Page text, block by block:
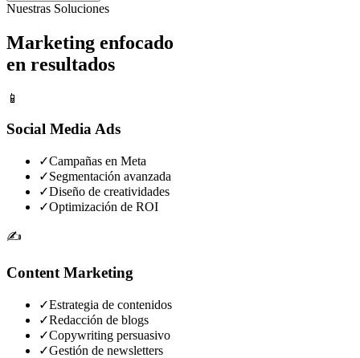
Nuestras Soluciones
Marketing enfocado
en resultados
📱
Social Media Ads
✓Campañas en Meta
✓Segmentación avanzada
✓Diseño de creatividades
✓Optimización de ROI
✍️
Content Marketing
✓Estrategia de contenidos
✓Redacción de blogs
✓Copywriting persuasivo
✓Gestión de newsletters